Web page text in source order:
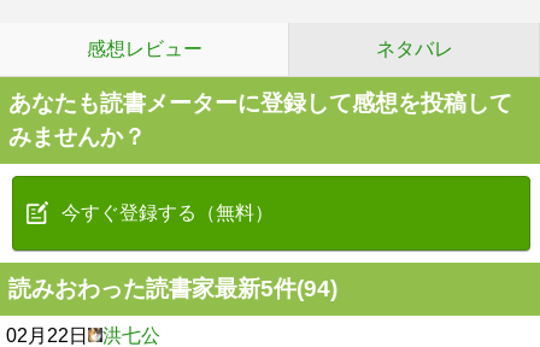
感想レビュー ネタバレ
あなたも読書メーターに登録して感想を投稿して
みませんか？
今すぐ登録する（無料）
読みおわった読書家最新5件(94)
02月22日 洪七公